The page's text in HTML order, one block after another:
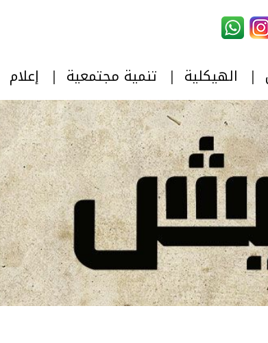
الهيكلية تنمية مجتمعية إعلام